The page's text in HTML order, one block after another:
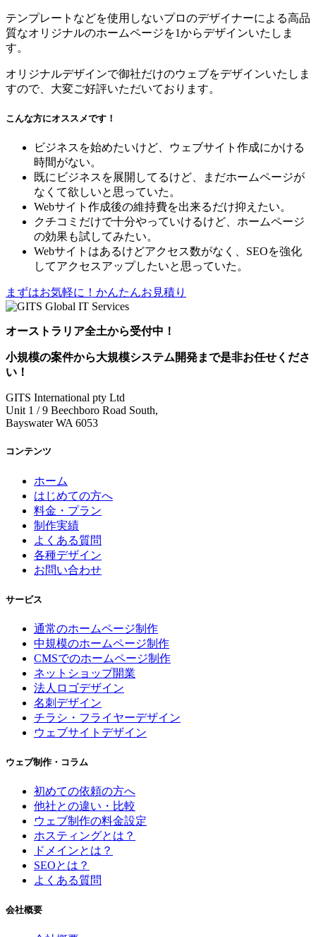
テンプレートなどを使用しないプロのデザイナーによる高品
質なオリジナルのホームページを1からデザインいたしま
す。
オリジナルデザインで御社だけのウェブをデザインいたしま
すので、大変ご好評いただいております。
こんな方にオススメです！
ビジネスを始めたいけど、ウェブサイト作成にかける
時間がない。
既にビジネスを展開してるけど、まだホームページが
なくて欲しいと思っていた。
Webサイト作成後の維持費を出来るだけ抑えたい。
クチコミだけで十分やっていけるけど、ホームページ
の効果も試してみたい。
Webサイトはあるけどアクセス数がなく、SEOを強化
してアクセスアップしたいと思っていた。
まずはお気軽に！かんたんお見積り
オーストラリア全土から受付中！
小規模の案件から大規模システム開発まで是非お任せくださ
い！
GITS International pty Ltd
Unit 1 / 9 Beechboro Road South,
Bayswater WA 6053
コンテンツ
ホーム
はじめての方へ
料金・プラン
制作実績
よくある質問
各種デザイン
お問い合わせ
サービス
通常のホームページ制作
中規模のホームページ制作
CMSでのホームページ制作
ネットショップ開業
法人ロゴデザイン
名刺デザイン
チラシ・フライヤーデザイン
ウェブサイトデザイン
ウェブ制作・コラム
初めての依頼の方へ
他社との違い・比較
ウェブ制作の料金設定
ホスティングとは？
ドメインとは？
SEOとは？
よくある質問
会社概要